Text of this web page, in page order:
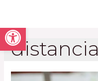
Open toolbar
distancia